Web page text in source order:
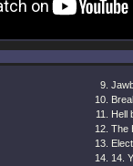
Hell
The
14.